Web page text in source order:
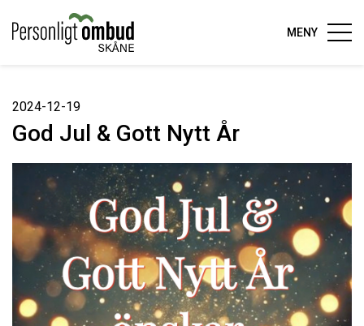
MENY
2024-12-19
God Jul & Gott Nytt År